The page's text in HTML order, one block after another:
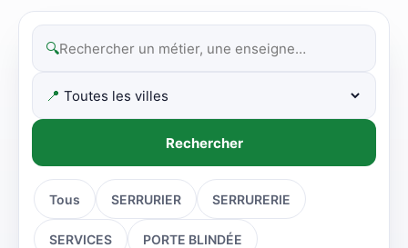
🔍
📍
Rechercher
Tous SERRURIER SERRURERIE
SERVICES PORTE BLINDÉE